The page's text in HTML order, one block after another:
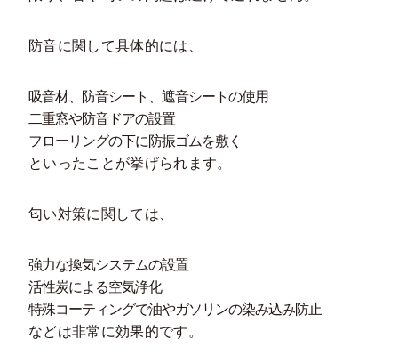
防音に関して具体的には、
吸音材、防音シート、遮音シートの使用
二重窓や防音ドアの設置
フローリングの下に防振ゴムを敷く
といったことが挙げられます。
匂い対策に関しては、
強力な換気システムの設置
活性炭による空気浄化
特殊コーティングで油やガソリンの染み込み防止
などは非常に効果的です。